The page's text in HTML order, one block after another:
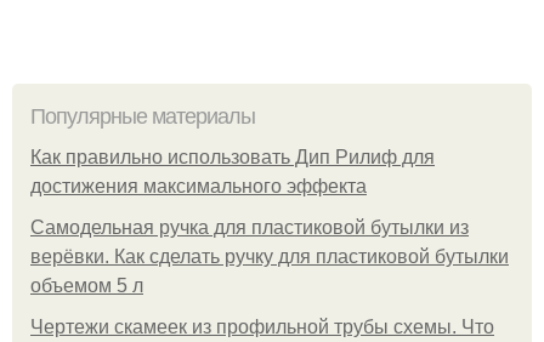
Популярные материалы
Как правильно использовать Дип Рилиф для
достижения максимального эффекта
Самодельная ручка для пластиковой бутылки из
верёвки. Как сделать ручку для пластиковой бутылки
объемом 5 л
Чертежи скамеек из профильной трубы схемы. Что